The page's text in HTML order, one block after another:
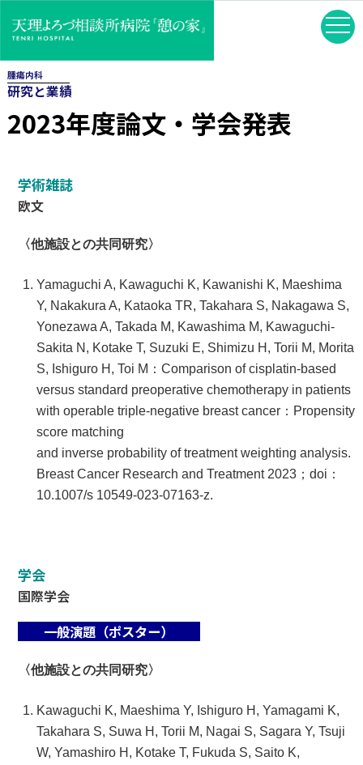
腫瘍内科
研究と業績
2023年度論文・学会発表
学術雑誌
欧文
〈他施設との共同研究〉
Yamaguchi A, Kawaguchi K, Kawanishi K, Maeshima
Y, Nakakura A, Kataoka TR, Takahara S, Nakagawa S,
Yonezawa A, Takada M, Kawashima M, Kawaguchi-
Sakita N, Kotake T, Suzuki E, Shimizu H, Torii M, Morita
S, Ishiguro H, Toi M：Comparison of cisplatin-based
versus standard preoperative chemotherapy in patients
with operable triple-negative breast cancer：Propensity
score matching
and inverse probability of treatment weighting analysis.
Breast Cancer Research and Treatment 2023；doi：
10.1007/s 10549-023-07163-z.
学会
国際学会
一般演題（ポスター）
〈他施設との共同研究〉
Kawaguchi K, Maeshima Y, Ishiguro H, Yamagami K,
Takahara S, Suwa H, Torii M, Nagai S, Sagara Y, Tsuji
W, Yamashiro H, Kotake T, Fukuda S, Saito K,